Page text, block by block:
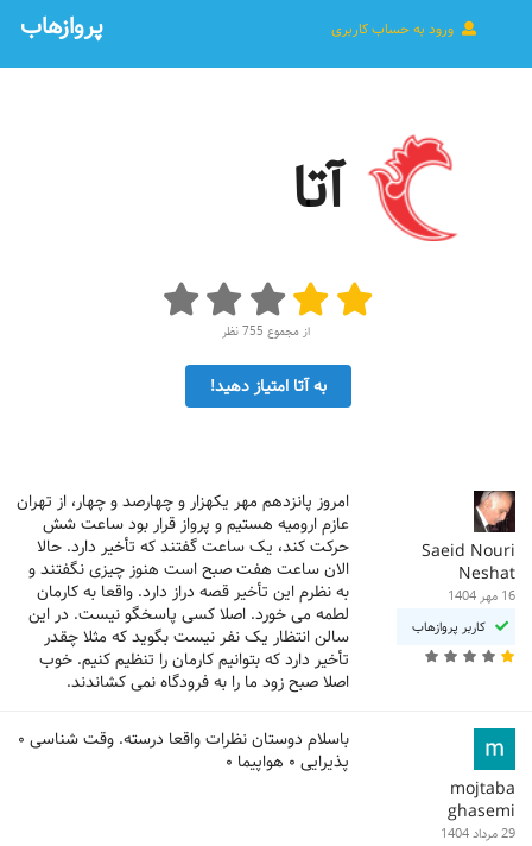
ورود به حساب کاربری پروازهاب
آتا
از مجموع 755 نظر
به آتا امتیاز دهید!
Saeid Nouri
Neshat
16 مهر 1404
کاربر پروازهاب
امروز پانزدهم مهر یکهزار و چهارصد و چهار، از تهران
عازم ارومیه هستیم و پرواز قرار بود ساعت شش
حرکت کند، یک ساعت گفتند که تأخیر دارد. حالا
الان ساعت هفت صبح است هنوز چیزی نگفتند و
به نظرم این تأخیر قصه دراز دارد. واقعا به کارمان
لطمه می خورد. اصلا کسی پاسخگو نیست. در این
سالن انتظار یک نفر نیست بگوید که مثلا چقدر
تأخیر دارد که بتوانیم کارمان را تنظیم کنیم. خوب
اصلا صبح زود ما را به فرودگاه نمی کشاندند.
mojtaba
ghasemi
29 مرداد 1404
باسلام دوستان نظرات واقعا درسته. وقت شناسی ۰
پذیرایی ۰ هواپیما ۰